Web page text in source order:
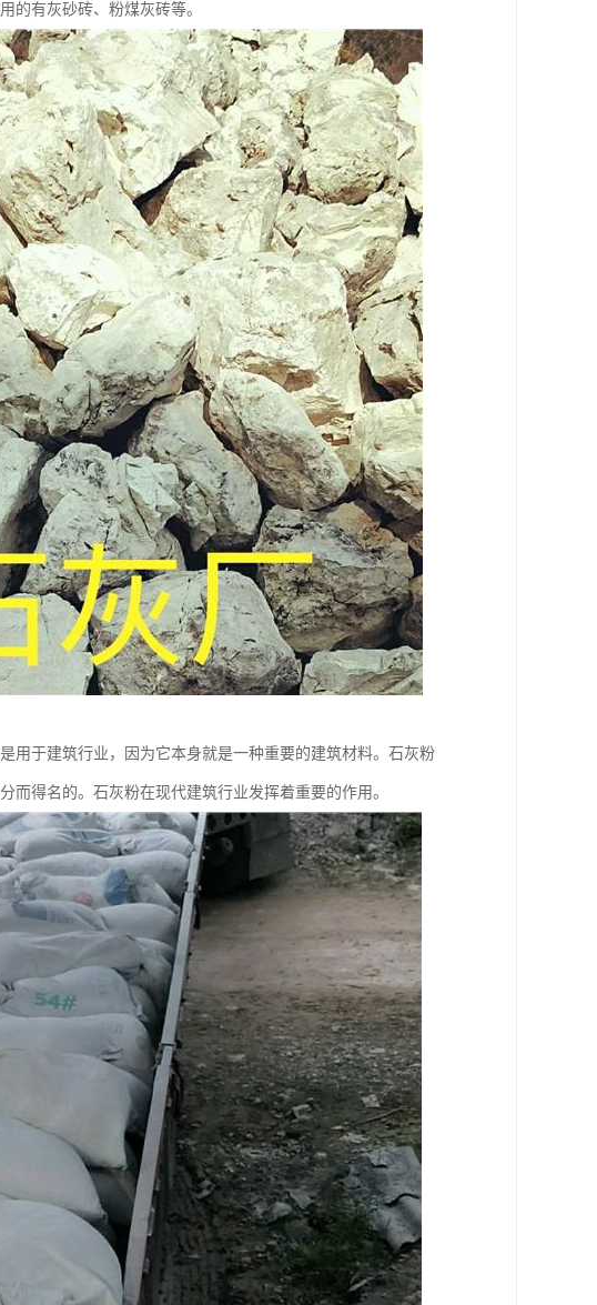
的有灰砂砖、粉煤灰砖等。
用于建筑行业，因为它本身就是一种重要的建筑材料。石灰粉
得名的。石灰粉在现代建筑行业发挥着重要的作用。